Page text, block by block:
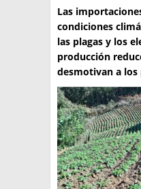
CLASIFICADOS
INTERES
LA PAPA
ENLACES
ARGENPAPA
PUBLICIDAD
QUIENES
CONTACTO
BUSCAR
Las
condiciones
las plagas y los
producción
desmotivan a